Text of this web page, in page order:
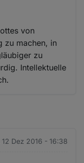
von
zu machen, in
zu
Intellektuelle
12 Dez 2016 - 16:38